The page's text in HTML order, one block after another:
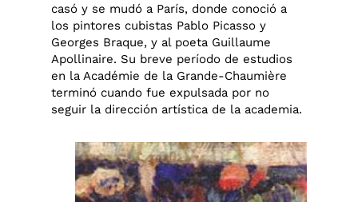
casó y se mudó a París, donde conoció a
los pintores cubistas Pablo Picasso y
Georges Braque, y al poeta Guillaume
Apollinaire. Su breve período de estudios
en la Académie de la Grande-Chaumière
terminó cuando fue expulsada por no
seguir la dirección artística de la academia.